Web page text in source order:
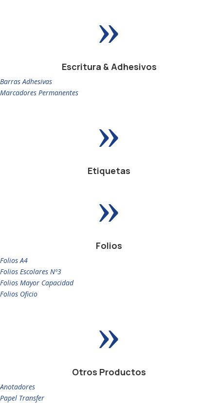
»
Escritura & Adhesivos
Barras Adhesivas
Marcadores Permanentes
»
Etiquetas
»
Folios
Folios A4
Folios Escolares Nº3
Folios Mayor Capacidad
Folios Oficio
»
Otros Productos
Anotadores
Papel Transfer